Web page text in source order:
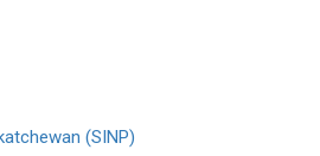
(SINP)